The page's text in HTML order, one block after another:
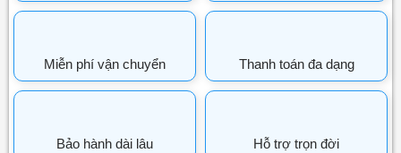
Miễn phí vận chuyển Thanh toán đa dạng
Bảo hành dài lâu Hỗ trợ trọn đời